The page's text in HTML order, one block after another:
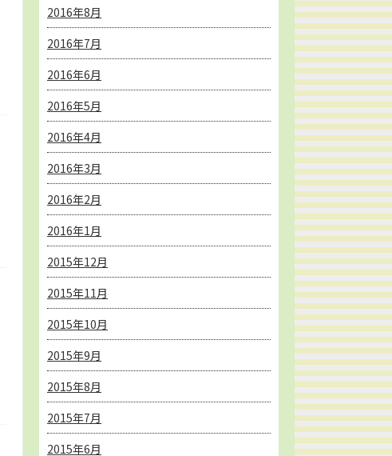
2016年8月
2016年7月
2016年6月
2016年5月
2016年4月
2016年3月
2016年2月
2016年1月
2015年12月
2015年11月
2015年10月
2015年9月
2015年8月
2015年7月
2015年6月